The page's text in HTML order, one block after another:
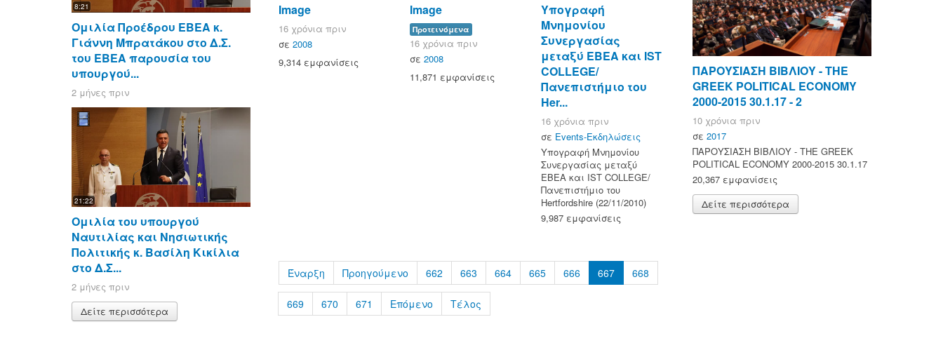
Image
16 χρόνια πριν
σε 2008
9,314 εμφανίσεις
Image
Προτεινόμενα
16 χρόνια πριν
σε2008
11,871 εμφανίσεις
Υπογραφή
Μνημονίου
Συνεργασίας
μεταξύ ΕΒΕΑ και IST
COLLEGE/
Πανεπιστήμιο του
Her...
16 χρόνια πριν
σε Events-Εκδηλώσεις
Υπογραφή Μνημονίου
Συνεργασίας μεταξύ
ΕΒΕΑ και IST COLLEGE/
Πανεπιστήμιο του
Hertfordshire (22/11/2010)
9,987 εμφανίσεις
Έναρξη Προηγούμενο 662 663 664 665 666 667 668
669 670 671 Επόμενο Τέλος
8:21
Ομιλία Προέδρου ΕΒΕΑ κ.
Γιάννη Μπρατάκου στο Δ.Σ.
του ΕΒΕΑ παρουσία του
υπουργού...
2 μήνες πριν
21:22
Ομιλία του υπουργού
Ναυτιλίας και Νησιωτικής
Πολιτικής κ. Βασίλη Κικίλια
στο Δ.Σ...
2 μήνες πριν
Δείτε περισσότερα
ΠΑΡΟΥΣΙΑΣΗ ΒΙΒΛΙΟΥ - ΤΗΕ
GREEK POLITICAL ECONOMY
2000-2015 30.1.17 - 2
10 χρόνια πριν
σε 2017
ΠΑΡΟΥΣΙΑΣΗ ΒΙΒΛΙΟΥ - ΤΗΕ GREEK
POLITICAL ECONOMY 2000-2015 30.1.17
20,367 εμφανίσεις
Δείτε περισσότερα